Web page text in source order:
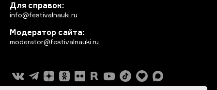
Для справок:
info@festivalnauki.ru
Модератор сайта:
moderator@festivalnauki.ru